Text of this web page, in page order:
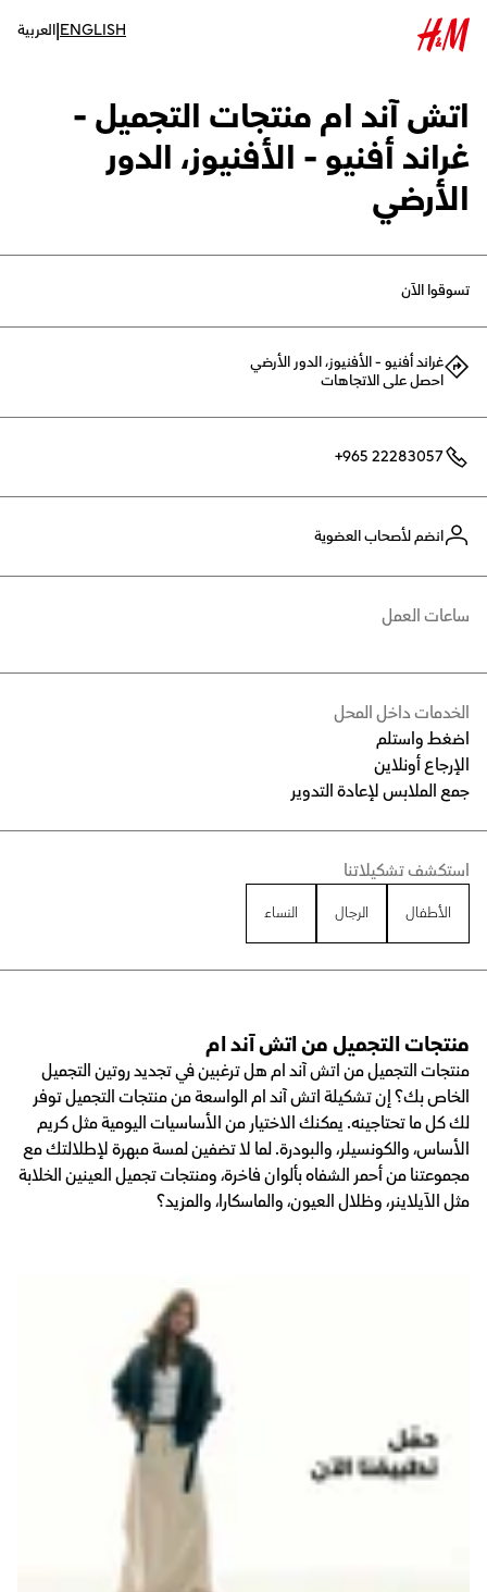
ENGLISH
|العربية
اتش آند ام منتجات التجميل -
غراند أفنيو - الأفنيوز، الدور
الأرضي
تسوقوا الآن
غراند أفنيو - الأفنيوز، الدور الأرضي
احصل على الاتجاهات
+965 22283057
انضم لأصحاب العضوية
الخدمات داخل المحل
اضغط واستلم
الإرجاع أونلاين
جمع الملابس لإعادة التدوير
ساعات العمل
استكشف تشكيلاتنا
الأطفال الرجال النساء
منتجات التجميل من اتش آند ام
منتجات التجميل من اتش آند ام هل ترغبين في تجديد روتين التجميل
الخاص بك؟ إن تشكيلة اتش آند ام الواسعة من منتجات التجميل توفر
لك كل ما تحتاجينه. يمكنك الاختيار من الأساسيات اليومية مثل كريم
الأساس، والكونسيلر، والبودرة. لما لا تضفين لمسة مبهرة لإطلالتك مع
مجموعتنا من أحمر الشفاه بألوان فاخرة، ومنتجات تجميل العينين الخلابة
مثل الآيلاينر، وظلال العيون، والماسكارا، والمزيد؟